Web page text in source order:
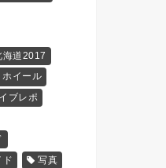
海道2017
ホイール
ブレポ
ド
写真